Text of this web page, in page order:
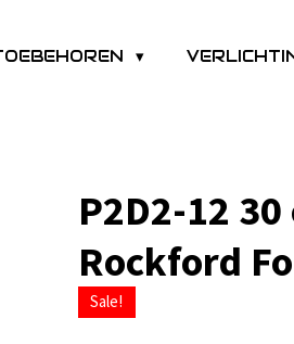
P2D2-12
Rockford
Sale!